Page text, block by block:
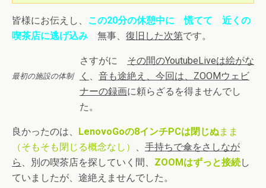
皆様にお伝えし、 この20分の休憩中に 慌てて 近くの
喫茶店に逃げ込み 無事、 復旧した次第です。
最初の施設の体制
さすがに その間のYoutubeLiveは絵がな
く 、 音も途絶え、今回は、ZOOMウェビ
ナーの録画に頼らざるを得ませんでし
た。
良かったのは、 LenovoGoの8インチPCは閉じぬまま
（そもそも閉じる概念なし）
、 手持ちで傘をさしなが
ら 、別の喫茶店を探していく間、 ZOOMはずっと接続し
ていましたが、途絶えませんでした。